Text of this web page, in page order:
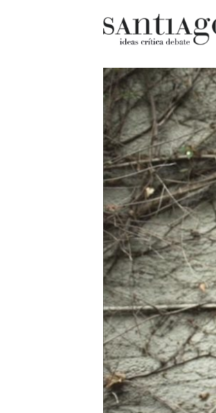
Actualidad
Archivo Cenfoto-UDP
Arquetipos de situación
Artes visuales
Ciencia
Cine y televisión
Ciudad
Cómics
Críticas